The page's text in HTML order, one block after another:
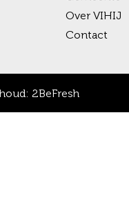
Over VIHIJ
Contact
2BeFresh